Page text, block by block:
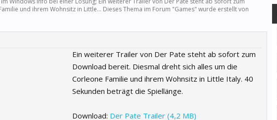
und ihrem Wohnsitz in Little... Dieses Thema im Forum "Games" wurde erstellt von
Ein weiterer Trailer von Der Pate steht ab sofort zum
Download bereit. Diesmal dreht sich alles um die
Corleone Familie und ihrem Wohnsitz in Little Italy. 40
Sekunden beträgt die Spiellänge.
Download: Der Pate Trailer (4,2 MB)